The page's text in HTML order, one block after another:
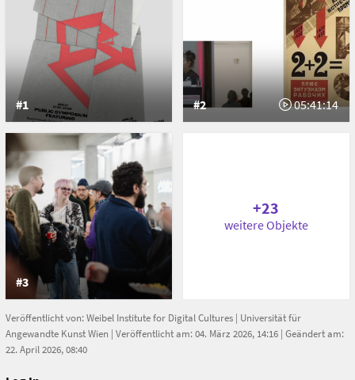
Vordere Zollamtsstraße 7, Vienna, Austria
Vordere Zollamtsstraße 7
1030 Vienna
Austria
#1 #2 05:41:14
#3
+23
weitere Objekte
Veröffentlicht von:Weibel Institute for Digital Cultures| Universität für
Angewandte Kunst Wien | Veröffentlicht am: 04. März 2026, 14:16 | Geändert am:
22. April 2026, 08:40